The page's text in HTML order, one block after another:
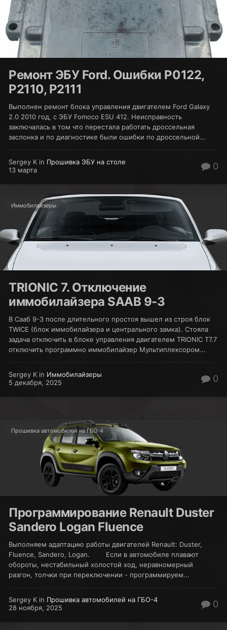
Ремонт ЭБУ Ford. Ошибки P0122,
P2110, P2111
Выполнен ремонт блока управления двигателем Ford Galaxy
2.0 2010 год, с ЭБУ Fomoco ESU 412. Неисправность
заключалась в том что перестала работать дроссельная
заслонка и по диагностике были ошибки по дроссельной...
Sergey K in Прошивка ЭБУ на столе
13 марта
0
Иммобилайзеры
TRIONIC 7. Отключение
иммобилайзера SAAB 9-3
В Сааб 9-3 после длительного простоя вышел из строя блок
TWICE (блок иммобилайзера и центрального замка). Стояла
задача отключить в блоке управления двигателем TRIONIC T7.7
отключить программно иммобилайзер Мультиплексором...
Sergey K in Иммобилайзеры
5 декабря, 2025
0
Прошивка автомобилей на ГБО-4
Программирование Renault Duster
Sandero Logan Fluence
Выполняем адаптацию работы двигателей Renault: Duster,
Fluence, Sandero, Logan. Если в автомобиле плавают
обороты, нестабильный холостой ход, неравномерный
разгон, толчки при переключении - программируем...
Sergey K in Прошивка автомобилей на ГБО-4
28 ноября, 2025
0